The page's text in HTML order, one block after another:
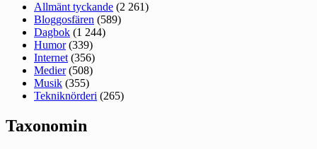
Allmänt tyckande (2 261)
Bloggosfären (589)
Dagbok (1 244)
Humor(339)
Internet (356)
Medier(508)
Musik (355)
Tekniknörderi (265)
Taxonomin